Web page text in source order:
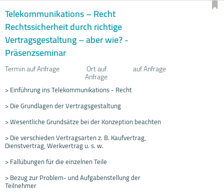
Telekommunikations – Recht
Rechtssicherheit durch richtige
Vertragsgestaltung – aber wie? -
Präsenzseminar
Termin auf Anfrage Ort auf
Anfrage
auf Anfrage
> Einführung ins Telekommunikations - Recht
> Die Grundlagen der Vertragsgestaltung
> Wesentliche Grundsätze bei der Konzeption beachten
> Die verschieden Vertragsarten z. B. Kaufvertrag,
Dienstvertrag, Werkvertrag u. s. w.
> Fallübungen für die einzelnen Teile
> Bezug zur Problem- und Aufgabenstellung der
Teilnehmer